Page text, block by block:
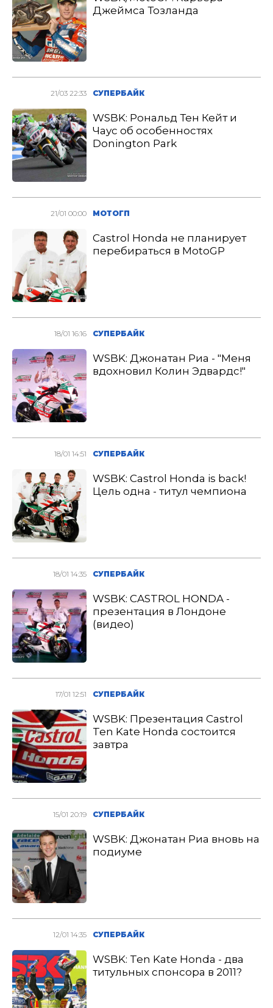
Джеймса Тозланда
21/03 22:33 СУПЕРБАЙК
WSBK: Рональд Тен Кейт и
Чаус об особенностях
Donington Park
21/01 00:00 МОТОГП
Castrol Honda не планирует
перебираться в MotoGP
18/01 16:16 СУПЕРБАЙК
WSBK: Джонатан Риа - "Меня
вдохновил Колин Эдвардс!"
18/01 14:51 СУПЕРБАЙК
WSBK: Castrol Honda is back!
Цель одна - титул чемпиона
18/01 14:35 СУПЕРБАЙК
WSBK: CASTROL HONDA -
презентация в Лондоне
(видео)
17/01 12:51 СУПЕРБАЙК
WSBK: Презентация Castrol
Ten Kate Honda состоится
завтра
15/01 20:19 СУПЕРБАЙК
WSBK: Джонатан Риа вновь на
подиуме
12/01 14:35 СУПЕРБАЙК
WSBK: Ten Kate Honda - два
титульных спонсора в 2011?